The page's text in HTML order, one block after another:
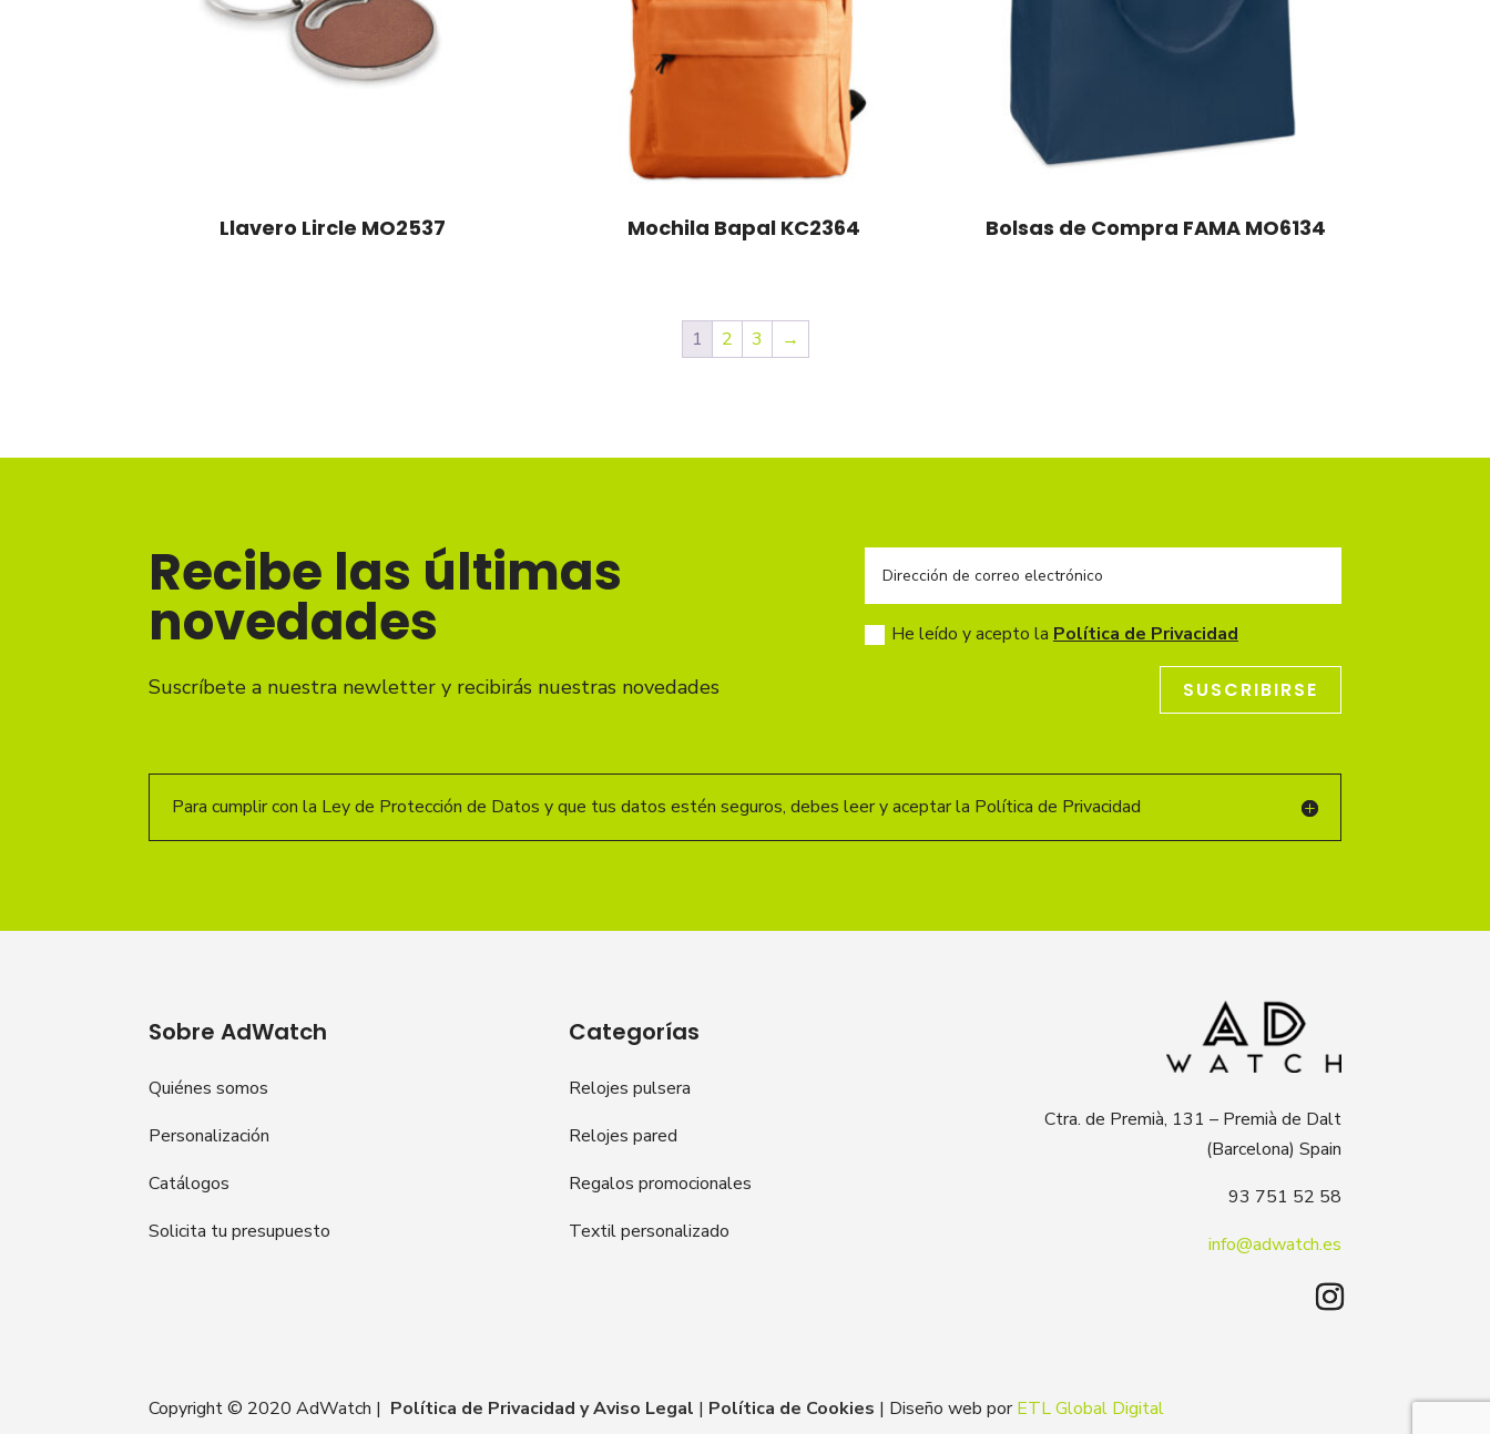
Llavero Lircle MO2537 Mochila Bapal KC2364 Bolsas de Compra FAMA MO6134
1 2 3 →
Recibe las últimas
novedades
Suscríbete a nuestra newletter y recibirás nuestras novedades
He leído y acepto la Política de Privacidad
SUSCRIBIRSE
Para cumplir con la Ley de Protección de Datos y que tus datos estén seguros, debes leer y aceptar la Política de Privacidad
Sobre AdWatch
Quiénes somos
Personalización
Catálogos
Solicita tu presupuesto
Categorías
Relojes pulsera
Relojes pared
Regalos promocionales
Textil personalizado
Ctra. de Premià, 131 – Premià de Dalt
(Barcelona) Spain
93 751 52 58
info@adwatch.es
Copyright © 2020 AdWatch | Política de Privacidad y Aviso Legal | Política de Cookies | Diseño web porETL Global Digital